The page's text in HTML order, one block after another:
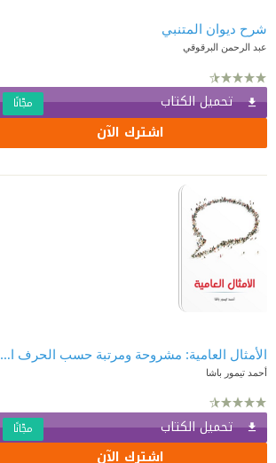
شرح ديوان المتنبي
عبد الرحمن البرقوقي
تحميل الكتاب مجّانًا
اشترك الآن
الأمثال العامية: مشروحة ومرتبة حسب الحرف الأول من المثل
أحمد تيمور باشا
تحميل الكتاب مجّانًا
اشترك الآن